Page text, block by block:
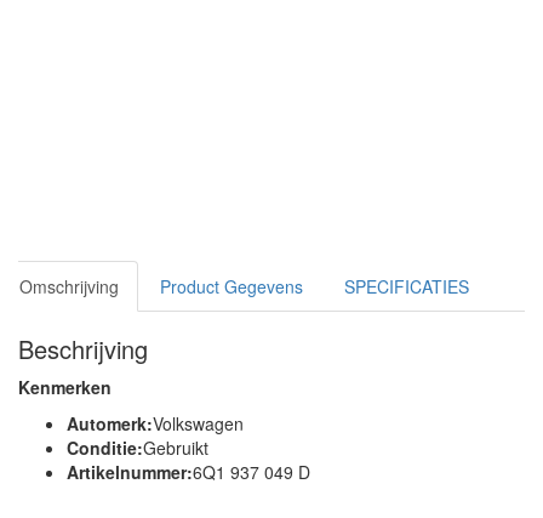
Omschrijving Product Gegevens SPECIFICATIES
Beschrijving
Kenmerken
Automerk:Volkswagen
Conditie:Gebruikt
Artikelnummer:6Q1 937 049 D